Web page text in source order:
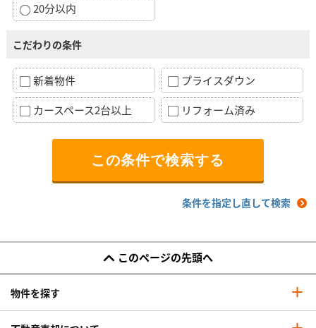
20分以内
こだわりの条件
新着物件
プライスダウン
カースペース2台以上
リフォーム済み
条件を指定し直して検索
このページの先頭へ
物件を探す